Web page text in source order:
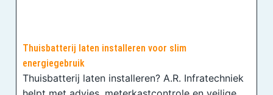
Thuisbatterij laten installeren voor slim
energiegebruik
Thuisbatterij laten installeren? A.R. Infratechniek